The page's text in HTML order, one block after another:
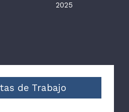
2025
de Trabajo